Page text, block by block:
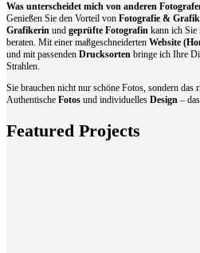
Was unterscheidet mich von anderen
Genießen Sie den Vorteil von Fotografie & Grafik
Grafikerin und geprüfte Fotografin kann ich Sie
beraten. Mit einer maßgeschneiderten Website
und mit passenden Drucksorten bringe ich Ihre
Strahlen.
Sie brauchen nicht nur schöne Fotos, sondern das
Authentische Fotos und individuelles Design –
Featured Projects